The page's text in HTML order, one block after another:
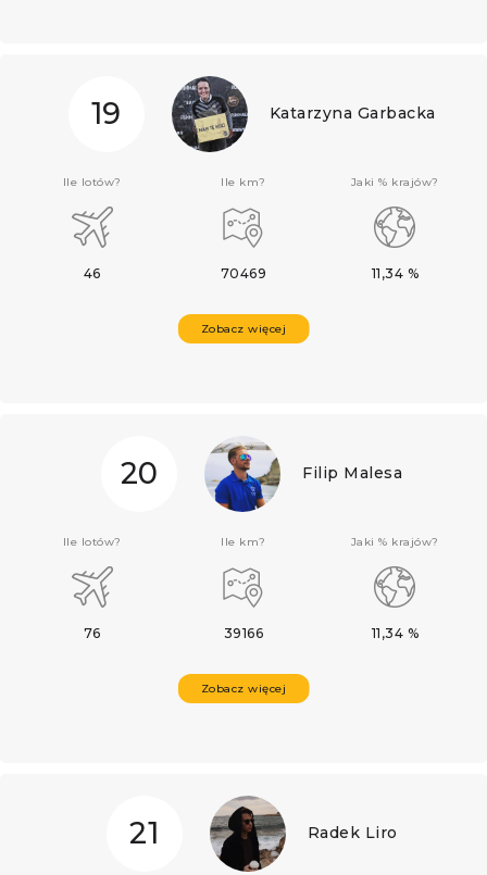
19 Katarzyna Garbacka
Zobacz więcej
Ile lotów?
46
Ile km?
70469
Jaki % krajów?
11,34 %
20 Filip Malesa
Zobacz więcej
Ile lotów?
76
Ile km?
39166
Jaki % krajów?
11,34 %
21 Radek Liro